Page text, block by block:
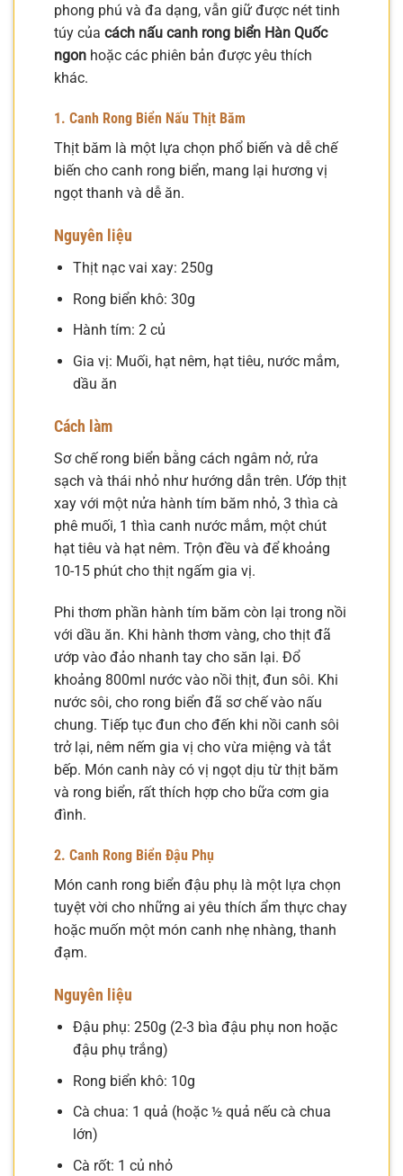
phong phú và đa dạng, vẫn giữ được nét tinh
túy của cách nấu canh rong biển Hàn Quốc
ngon hoặc các phiên bản được yêu thích
khác.
1. Canh Rong Biển Nấu Thịt Băm
Thịt băm là một lựa chọn phổ biến và dễ chế
biến cho canh rong biển, mang lại hương vị
ngọt thanh và dễ ăn.
Nguyên liệu
Thịt nạc vai xay: 250g
Rong biển khô: 30g
Hành tím: 2 củ
Gia vị: Muối, hạt nêm, hạt tiêu, nước mắm,
dầu ăn
Cách làm
Sơ chế rong biển bằng cách ngâm nở, rửa
sạch và thái nhỏ như hướng dẫn trên. Ướp thịt
xay với một nửa hành tím băm nhỏ, 3 thìa cà
phê muối, 1 thìa canh nước mắm, một chút
hạt tiêu và hạt nêm. Trộn đều và để khoảng
10-15 phút cho thịt ngấm gia vị.
Phi thơm phần hành tím băm còn lại trong nồi
với dầu ăn. Khi hành thơm vàng, cho thịt đã
ướp vào đảo nhanh tay cho săn lại. Đổ
khoảng 800ml nước vào nồi thịt, đun sôi. Khi
nước sôi, cho rong biển đã sơ chế vào nấu
chung. Tiếp tục đun cho đến khi nồi canh sôi
trở lại, nêm nếm gia vị cho vừa miệng và tắt
bếp. Món canh này có vị ngọt dịu từ thịt băm
và rong biển, rất thích hợp cho bữa cơm gia
đình.
2. Canh Rong Biển Đậu Phụ
Món canh rong biển đậu phụ là một lựa chọn
tuyệt vời cho những ai yêu thích ẩm thực chay
hoặc muốn một món canh nhẹ nhàng, thanh
đạm.
Nguyên liệu
Đậu phụ: 250g (2-3 bìa đậu phụ non hoặc
đậu phụ trắng)
Rong biển khô: 10g
Cà chua: 1 quả (hoặc ½ quả nếu cà chua
lớn)
Cà rốt: 1 củ nhỏ